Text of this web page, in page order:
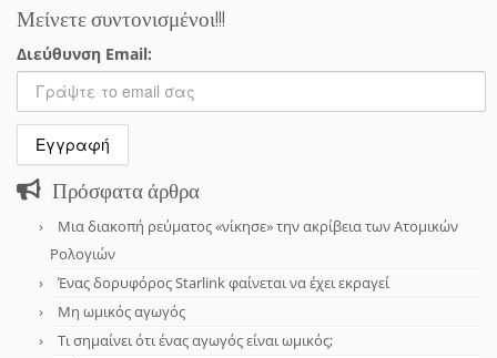
Μείνετε συντονισμένοι!!!
Διεύθυνση Email:
Πρόσφατα άρθρα
Μια διακοπή ρεύματος «νίκησε» την ακρίβεια των Ατομικών
Ρολογιών
Ένας δορυφόρος Starlink φαίνεται να έχει εκραγεί
Μη ωμικός αγωγός
Τι σημαίνει ότι ένας αγωγός είναι ωμικός;